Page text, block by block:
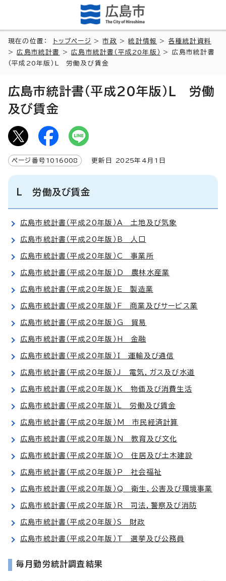
現在の位置： トップページ >市政 >統計情報 > 各種統計資料
>広島市統計書 >広島市統計書（平成20年版）
> 広島市統計書
（平成20年版）L 労働及び賃金
広島市統計書（平成20年版）L 労働
及び賃金
ページ番号 1016008 更新日 2025年4月1日
L 労働及び賃金
広島市統計書（平成20年版）A 土地及び気象
広島市統計書（平成20年版）B 人口
広島市統計書（平成20年版）C 事業所
広島市統計書（平成20年版）D 農林水産業
広島市統計書（平成20年版）E 製造業
広島市統計書（平成20年版）F 商業及びサービス業
広島市統計書（平成20年版）G 貿易
広島市統計書（平成20年版）H 金融
広島市統計書（平成20年版）I 運輸及び通信
広島市統計書（平成20年版）J 電気，ガス及び水道
広島市統計書（平成20年版）K 物価及び消費生活
広島市統計書（平成20年版）L 労働及び賃金
広島市統計書（平成20年版）M 市民経済計算
広島市統計書（平成20年版）N 教育及び文化
広島市統計書（平成20年版）O 住居及び土木建設
広島市統計書（平成20年版）P 社会福祉
広島市統計書（平成20年版）Q 衛生，公害及び環境事業
広島市統計書（平成20年版）R 司法，警察及び消防
広島市統計書（平成20年版）S 財政
広島市統計書（平成20年版）T 選挙及び公務員
毎月勤労統計調査結果